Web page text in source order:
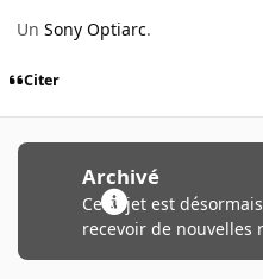
Un Sony Optiarc.
Citer
Archivé
Ce sujet est
recevoir de nouvelles